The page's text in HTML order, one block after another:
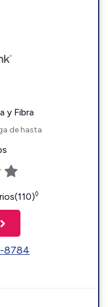
y Fibra
de hasta
◊
8784